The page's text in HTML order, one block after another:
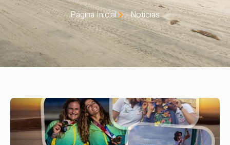
Página Inicial Notícias